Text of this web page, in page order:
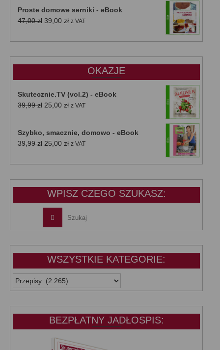
Proste domowe serniki - eBook
47,00zł Pierwotna
wynosiła:
39,00 złAktualna
wynosi:
z VAT
OKAZJE
Skutecznie.TV (vol.2) - eBook
39,99zł Pierwotna
39,99 zł.
25,00 złAktualna
25,00 zł.
z VAT
Szybko, smacznie, domowo - eBook
39,99zł Pierwotna
wynosiła:
25,00 złAktualna
wynosi:
z VAT
WPISZ CZEGO SZUKASZ:
WSZYSTKIE KATEGORIE:
WSZYSTKIE
KATEGORIE:
BEZPŁATNY JADŁOSPIS: